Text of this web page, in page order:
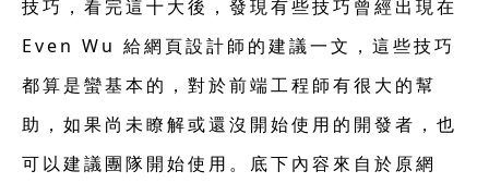
技巧，看完這十大後，發現有些技巧曾經出現在
Even Wu 給網頁設計師的建議一文，這些技巧
都算是蠻基本的，對於前端工程師有很大的幫
助，如果尚未瞭解或還沒開始使用的開發者，也
可以建議團隊開始使用。底下內容來自於原網